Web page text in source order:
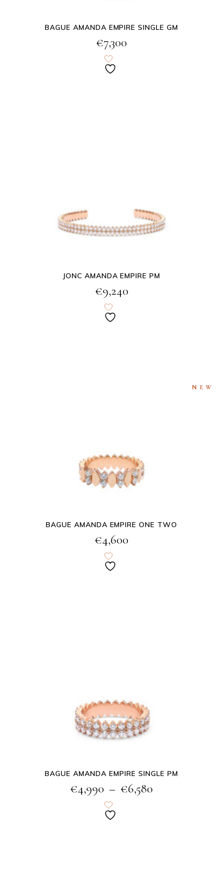
BAGUE AMANDA EMPIRE SINGLE GM
€7,300
JONC AMANDA EMPIRE PM
€9,240
NEW
BAGUE AMANDA EMPIRE ONE TWO
€4,600
BAGUE AMANDA EMPIRE SINGLE PM
€4,990 – €6,580